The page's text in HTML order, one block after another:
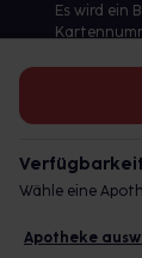
Wähle eine
Apotheke
Es wird ein
Betreiber des
© 2026